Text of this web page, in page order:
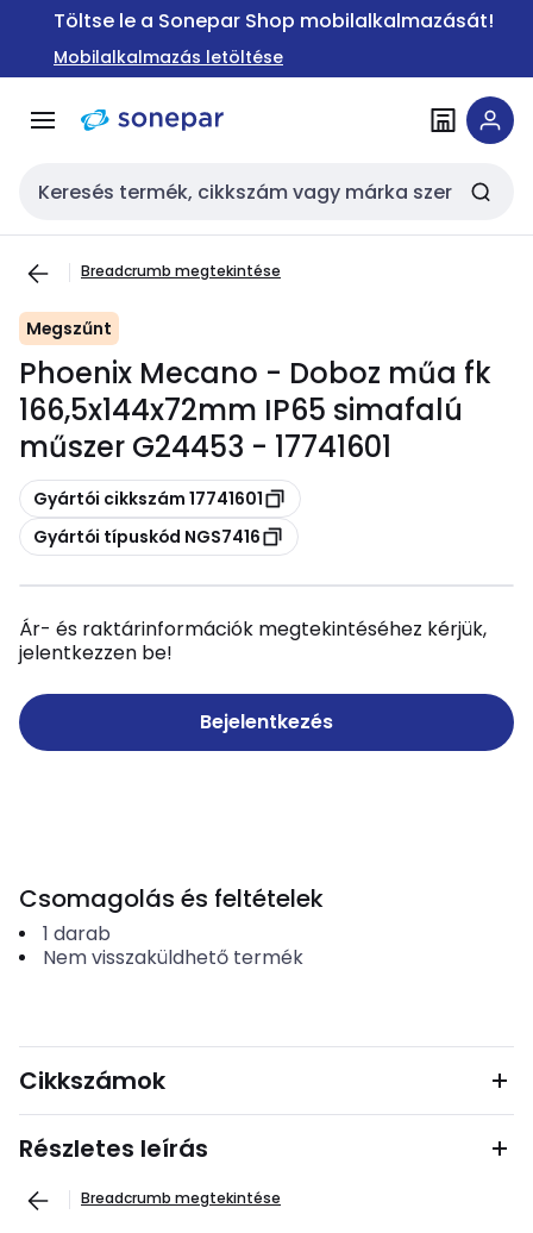
Ugrás a
Ugrás a
tartalomra
Töltse le a Sonepar Shop mobilalkalmazását!
Mobilalkalmazás letöltése
Keresési bemenet
Breadcrumb megtekintése
Megszűnt
Phoenix Mecano - Doboz műa fk
166,5x144x72mm IP65 simafalú
műszer G24453 - 17741601
Másolás
Gyártói cikkszám 17741601
Másolás
Gyártói típuskód NGS7416
Ár- és raktárinformációk megtekintéséhez kérjük,
jelentkezzen be!
Bejelentkezés
Csomagolás és feltételek
1 darab
Nem visszaküldhető termék
Cikkszámok
Részletes leírás
Breadcrumb megtekintése